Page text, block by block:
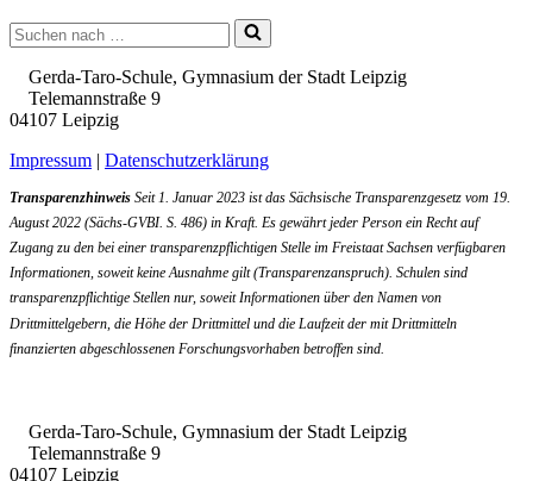
Suchen
nach …
Gerda-Taro-Schule, Gymnasium der Stadt Leipzig
Telemannstraße 9
04107 Leipzig
Impressum | Datenschutzerklärung
Transparenzhinweis Seit 1. Januar 2023 ist das Sächsische Transparenzgesetz vom 19.
August 2022 (Sächs-GVBI. S. 486) in Kraft. Es gewährt jeder Person ein Recht auf
Zugang zu den bei einer transparenzpflichtigen Stelle im Freistaat Sachsen verfügbaren
Informationen, soweit keine Ausnahme gilt (Transparenzanspruch). Schulen sind
transparenzpflichtige Stellen nur, soweit Informationen über den Namen von
Drittmittelgebern, die Höhe der Drittmittel und die Laufzeit der mit Drittmitteln
finanzierten abgeschlossenen Forschungsvorhaben betroffen sind.
Gerda-Taro-Schule, Gymnasium der Stadt Leipzig
Telemannstraße 9
04107 Leipzig